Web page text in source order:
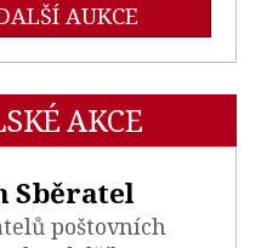
AUKCE
AKCE
Sběratel
poštovních